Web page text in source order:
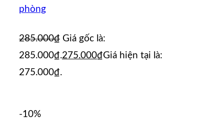
phòng
285.000₫ Giá gốc là:
285.000₫.275.000₫Giá hiện tại là:
275.000₫.
-10%